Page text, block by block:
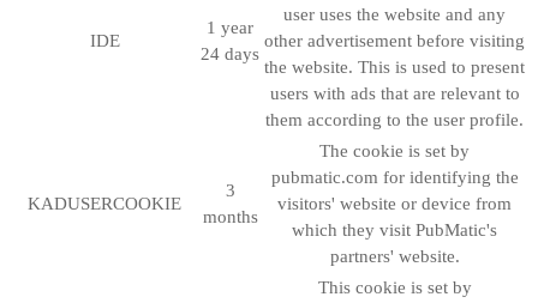
IDE
1 year
24 days
user uses the website and any
other advertisement before visiting
the website. This is used to present
users with ads that are relevant to
them according to the user profile.
KADUSERCOOKIE
3
months
The cookie is set by
pubmatic.com for identifying the
visitors' website or device from
which they visit PubMatic's
partners' website.
This cookie is set by